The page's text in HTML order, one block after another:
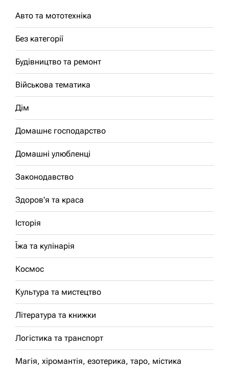
Авто та мототехніка
Без категорії
Будівництво та ремонт
Військова тематика
Дім
Домашнє господарство
Домашні улюбленці
Законодавство
Здоров'я та краса
Історія
Їжа та кулінарія
Космос
Культура та мистецтво
Література та книжки
Логістика та транспорт
Магія, хіромантія, езотерика, таро, містика